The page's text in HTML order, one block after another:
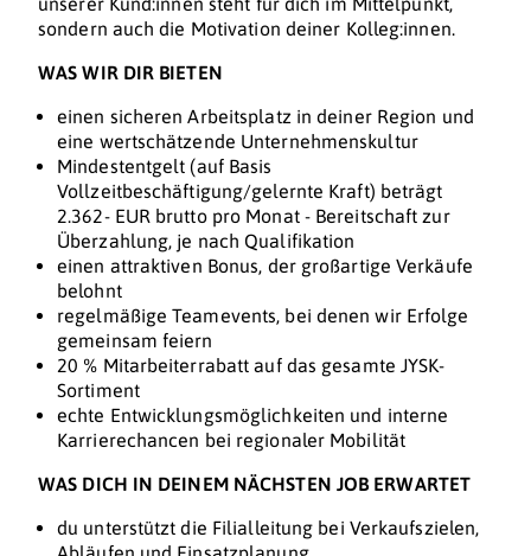
sondern auch die Motivation deiner Kolleg:innen.
WAS WIR DIR BIETEN
einen sicheren Arbeitsplatz in deiner Region und
eine wertschätzende Unternehmenskultur
Mindestentgelt (auf Basis
Vollzeitbeschäftigung/gelernte Kraft) beträgt
2.362- EUR brutto pro Monat - Bereitschaft zur
Überzahlung, je nach Qualifikation
einen attraktiven Bonus, der großartige Verkäufe
belohnt
regelmäßige Teamevents, bei denen wir Erfolge
gemeinsam feiern
20 % Mitarbeiterrabatt auf das gesamte JYSK-
Sortiment
echte Entwicklungsmöglichkeiten und interne
Karrierechancen bei regionaler Mobilität
WAS DICH IN DEINEM NÄCHSTEN JOB ERWARTET
du unterstützt die Filialleitung bei Verkaufszielen,